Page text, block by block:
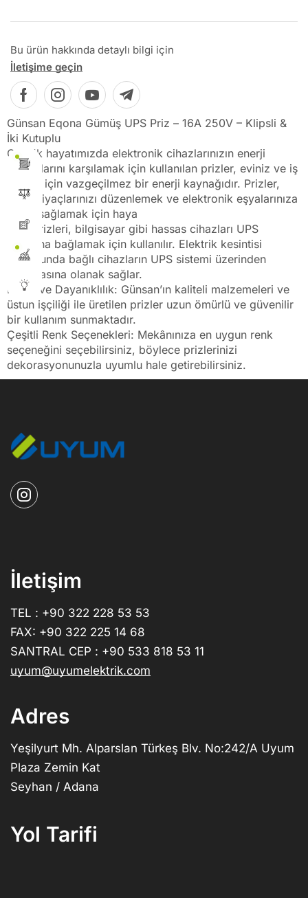
Bu ürün hakkında detaylı bilgi için
İletişime geçin
Günsan Eqona Gümüş UPS Priz – 16A 250V – Klipsli &
İki Kutuplu
Günlük hayatımızda elektronik cihazlarınızın enerji
ihtiyaçlarını karşılamak için kullanılan prizler, eviniz ve iş
yeriniz için vazgeçilmez bir enerji kaynağıdır. Prizler,
güç ihtiyaçlarınızı düzenlemek ve elektronik eşyalarınıza
enerji sağlamak için haya
UPS prizleri, bilgisayar gibi hassas cihazları UPS
hatlarına bağlamak için kullanılır. Elektrik kesintisi
durumunda bağlı cihazların UPS sistemi üzerinden
çalışmasına olanak sağlar.
Kalite ve Dayanıklılık: Günsan’ın kaliteli malzemeleri ve
üstün işçiliği ile üretilen prizler uzun ömürlü ve güvenilir
bir kullanım sunmaktadır.
Çeşitli Renk Seçenekleri: Mekânınıza en uygun renk
seçeneğini seçebilirsiniz, böylece prizlerinizi
dekorasyonunuzla uyumlu hale getirebilirsiniz.
İletişim
TEL : +90 322 228 53 53
FAX: +90 322 225 14 68
SANTRAL CEP : +90 533 818 53 11
uyum@uyumelektrik.com
Adres
Yeşilyurt Mh. Alparslan Türkeş Blv. No:242/A Uyum
Plaza Zemin Kat
Seyhan / Adana
Yol Tarifi